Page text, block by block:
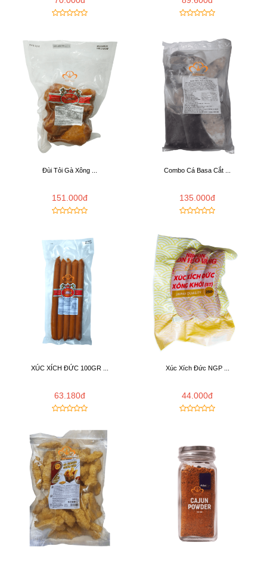
Đùi Tỏi Gà Xông ...
151.000đ
Combo Cá Basa Cắt ...
135.000đ
XÚC XÍCH ĐỨC 100GR ...
63.180đ
Xúc Xích Đức NGP ...
44.000đ